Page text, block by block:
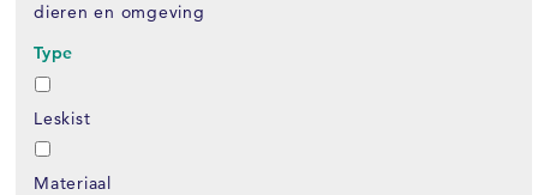
dieren en omgeving
Type
Leskist
Materiaal